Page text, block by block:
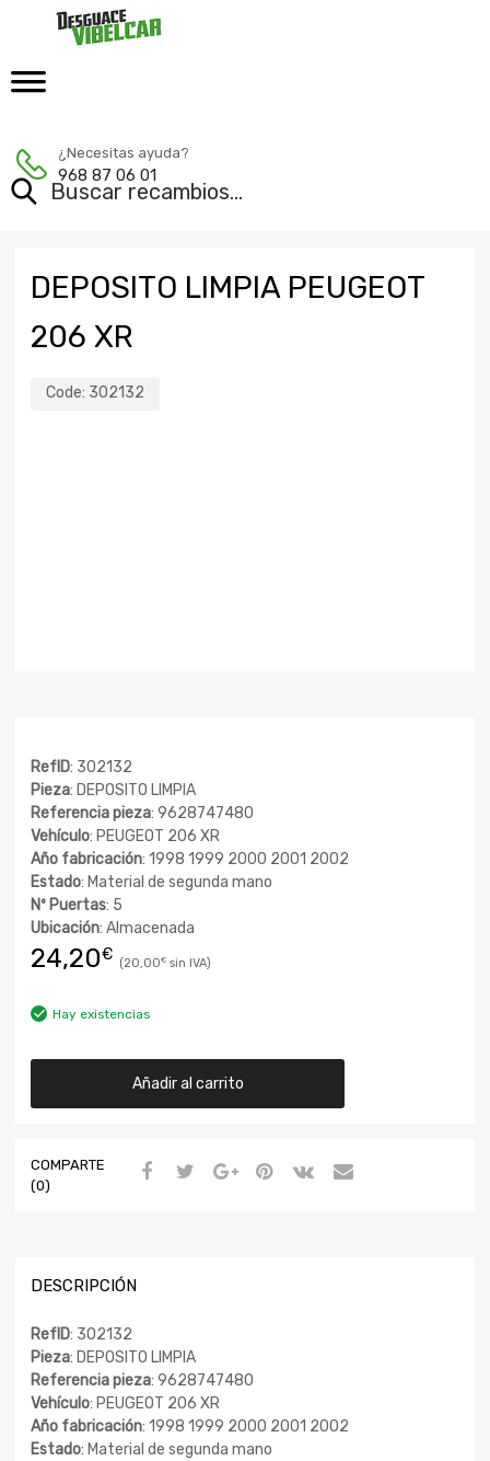
¿Necesitas ayuda?
968 87 06 01
DEPOSITO LIMPIA PEUGEOT
206 XR
Code: 302132
RefID: 302132
Pieza: DEPOSITO LIMPIA
Referencia pieza: 9628747480
Vehículo: PEUGEOT 206 XR
Año fabricación: 1998 1999 2000 2001 2002
Estado: Material de segunda mano
Nº Puertas: 5
Ubicación: Almacenada
24,20€ 20,00€
Hay existencias
Añadir al carrito
COMPARTE
(0)
DESCRIPCIÓN
RefID: 302132
Pieza: DEPOSITO LIMPIA
Referencia pieza: 9628747480
Vehículo: PEUGEOT 206 XR
Año fabricación: 1998 1999 2000 2001 2002
Estado: Material de segunda mano